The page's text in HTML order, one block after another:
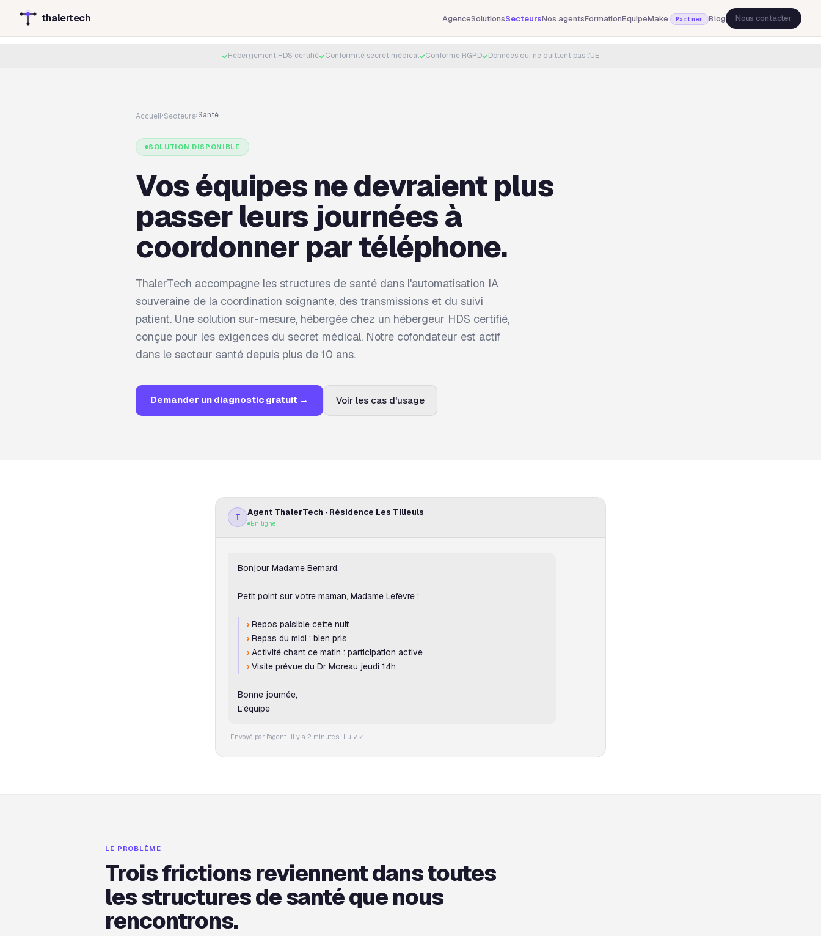
thalertech AgenceSolutionsSecteursNos agentsFormationÉquipeMake Partner Blog Nous contacter
Hébergement HDS certifié Conformité secret médical Conforme RGPD Données qui ne quittent pas l'UE
Accueil›Secteurs›Santé
SOLUTION DISPONIBLE
Vos équipes ne devraient plus
passer leurs journées à
coordonner par téléphone.
ThalerTech accompagne les structures de santé dans l'automatisation IA
souveraine de la coordination soignante, des transmissions et du suivi
patient. Une solution sur-mesure, hébergée chez un hébergeur HDS certifié,
conçue pour les exigences du secret médical. Notre cofondateur est actif
dans le secteur santé depuis plus de 10 ans.
Demander un diagnostic gratuit → Voir les cas d'usage
T Agent ThalerTech · Résidence Les Tilleuls
En ligne
Bonjour Madame Bernard,
Petit point sur votre maman, Madame Lefèvre :
› Repos paisible cette nuit
› Repas du midi : bien pris
› Activité chant ce matin : participation active
› Visite prévue du Dr Moreau jeudi 14h
Bonne journée,
L'équipe
Envoyé par l'agent · il y a 2 minutes · Lu ✓✓
LE PROBLÈME
Trois frictions reviennent dans toutes
les structures de santé que nous
rencontrons.